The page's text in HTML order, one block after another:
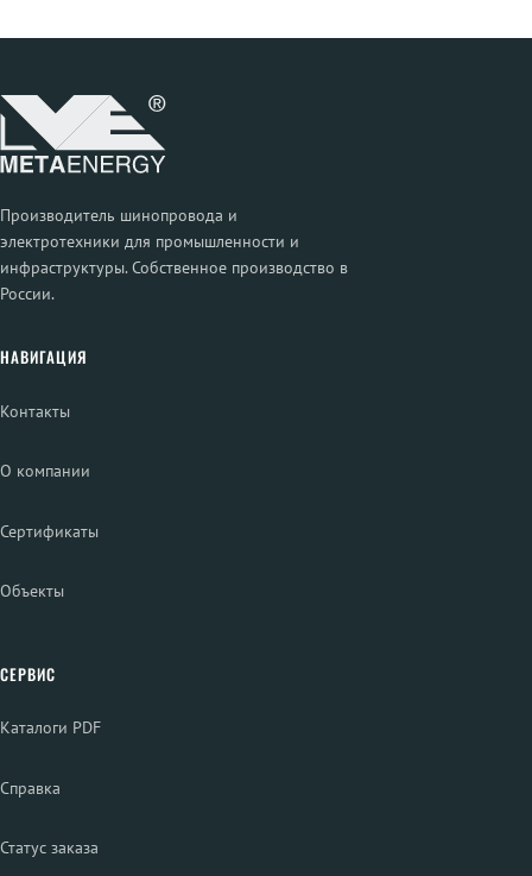
Производитель шинопровода и
электротехники для промышленности и
инфраструктуры. Собственное производство в
России.
НАВИГАЦИЯ
Контакты
О компании
Сертификаты
Объекты
СЕРВИС
Каталоги PDF
Справка
Статус заказа